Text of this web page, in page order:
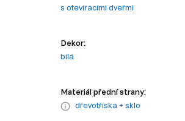
s otevíracími dveřmi
Dekor:
bílá
Materiál přední strany:
dřevotříska + sklo